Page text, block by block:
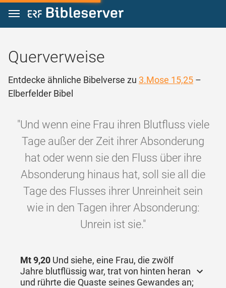
Zum Inhalt springen
Querverweise
Entdecke ähnliche Bibelverse zu 3.Mose 15,25 –
Elberfelder Bibel
"Und wenn eine Frau ihren Blutfluss viele
Tage außer der Zeit ihrer Absonderung
hat oder wenn sie den Fluss über ihre
Absonderung hinaus hat, soll sie all die
Tage des Flusses ihrer Unreinheit sein
wie in den Tagen ihrer Absonderung:
Unrein ist sie."
Mt 9,20 Und siehe, eine Frau, die zwölf
Jahre blutflüssig war, trat von hinten heran
und rührte die Quaste seines Gewandes an;